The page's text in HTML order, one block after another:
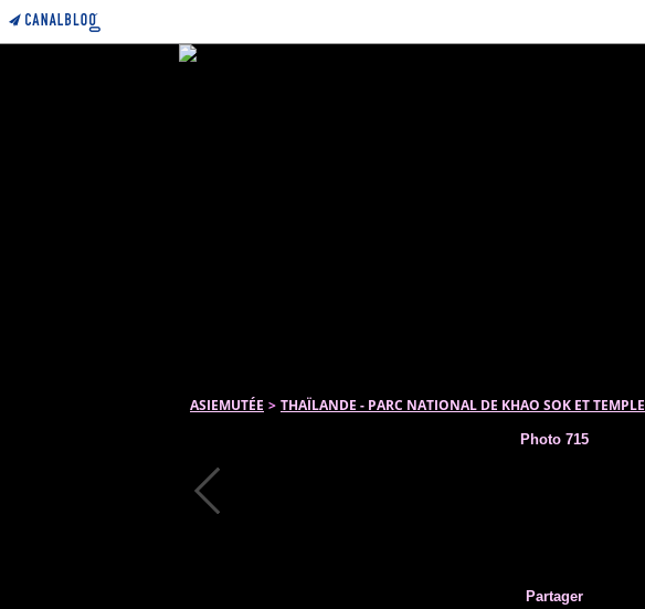
ASIEMUTÉE > THAÏLANDE - PARC NATIONAL DE KHAO SOK ET TEMPLE
Photo 715
Partager